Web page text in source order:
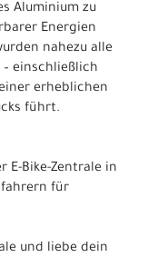
Aluminium zu
Energien
nahezu alle
einschließlich
erheblichen
führt.
E-Bike-Zentrale in
für
und liebe dein